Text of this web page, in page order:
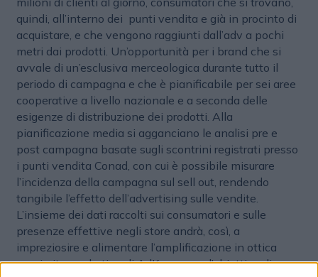
quindi, all’interno dei punti vendita e già in procinto di
acquistare, e che vengono raggiunti dall’adv a pochi
metri dai prodotti. Un’opportunità per i brand che si
avvale di un’esclusiva merceologica durante tutto il
periodo di campagna e che è pianificabile per sei aree
cooperative a livello nazionale e a seconda delle
esigenze di distribuzione dei prodotti. Alla
pianificazione media si agganciano le analisi pre e
post campagna basate sugli scontrini registrati presso
i punti vendita Conad, con cui è possibile misurare
l’incidenza della campagna sul sell out, rendendo
tangibile l’effetto dell’advertising sulle vendite.
L’insieme dei dati raccolti sui consumatori e sulle
presenze effettive negli store andrà, così, a
impreziosire e alimentare l’amplificazione in ottica
proximity marketing di AdKaora, con l’obiettivo di